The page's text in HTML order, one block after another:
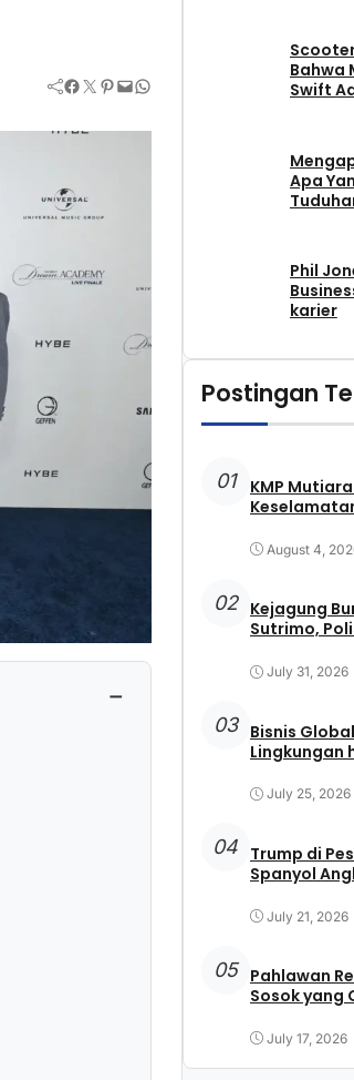
Facebook Twitter Pinterest Mail WhatsApp
−
Bahwa
Swift
Apa
Phil
karier
Postingan
01
KMP
August 4,
02
Kejagung
Sutrimo,
July 31, 2026
03
Bisnis
Lingkungan
July 25, 2026
04 Trump di
Spanyol
July 21, 2026
05
Pahlawan
Sosok yang
July 17, 2026